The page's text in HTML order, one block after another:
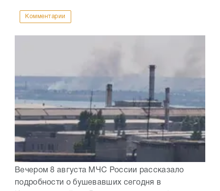
Комментарии
Вечером 8 августа МЧС России рассказало
подробности о бушевавших сегодня в